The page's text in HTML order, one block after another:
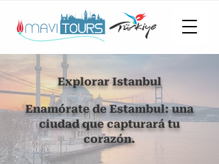
Explorar Istanbul
Enamórate de Estambul: una
ciudad que capturará tu
corazón.